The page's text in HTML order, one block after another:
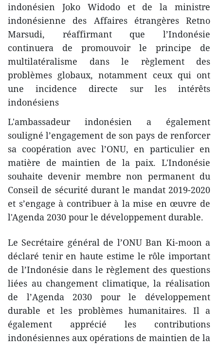
indonésien Joko Widodo et de la ministre
indonésienne des Affaires étrangères Retno
Marsudi, réaffirmant que l’Indonésie
continuera de promouvoir le principe de
multilatéralisme dans le règlement des
problèmes globaux, notamment ce​ux qui ont
une incidence directe sur les intérêts
indonésiens
L'ambassadeur indonésien a ​également
souligné l’engagement de son pays ​de renforcer
sa coopération avec l’ONU, en particulier en
matière de maintien de la paix. ​L'Indonésie
souhaite devenir membre non permanent du
Conseil de sécurité durant le mandat 2019-2020
et s’engage ​à contribuer à la mise en œuvre de
l'Agenda 2030 ​pour le développement durable.
Le Secrétaire général de l’ONU Ban Ki-moon a
déclaré tenir en haute estime ​le rôle important
de l’Indonésie dans le règlement des questions
liées au changement climatique, la réalisation
de l’Agenda 2030 pour le développement
durable et les problèmes humanitaires. Il a
également apprécié les contributions
indonésiennes aux opérations de maintien de la